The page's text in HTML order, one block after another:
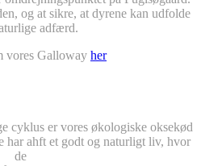
og at sikre, at dyrene kan udfolde
adfærd.
vores Galloway her
cyklus er vores økologiske oksekød
ahft et godt og naturligt liv, hvor
de